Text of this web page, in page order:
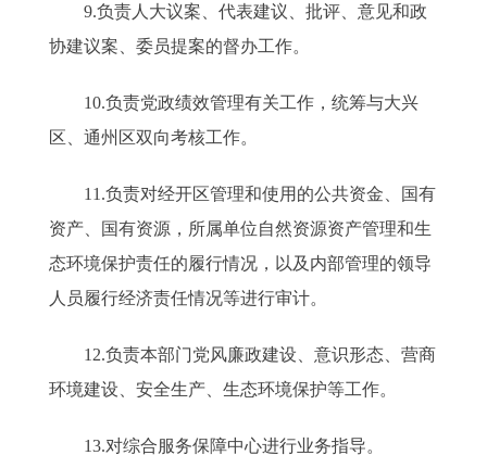
9.负责人大议案、代表建议、批评、意见和政
协建议案、委员提案的督办工作。
10.负责党政绩效管理有关工作，统筹与大兴
区、通州区双向考核工作。
11.负责对经开区管理和使用的公共资金、国有
资产、国有资源，所属单位自然资源资产管理和生
态环境保护责任的履行情况，以及内部管理的领导
人员履行经济责任情况等进行审计。
12.负责本部门党风廉政建设、意识形态、营商
环境建设、安全生产、生态环境保护等工作。
13.对综合服务保障中心进行业务指导。